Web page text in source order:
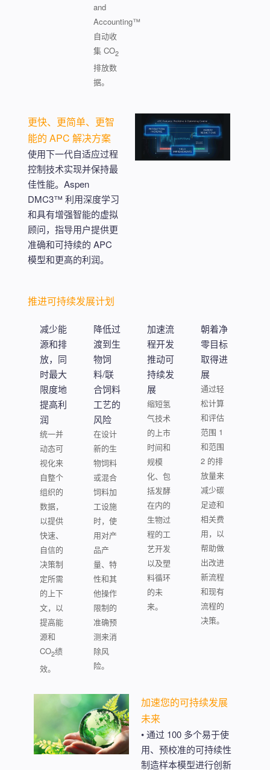
and
Accounting™
自动收
集 CO2
排放数
据。
更快、更简单、更智
能的 APC 解决方案
使用下一代自适应过程
控制技术实现并保持最
佳性能。Aspen
DMC3™ 利用深度学习
和具有增强智能的虚拟
顾问，指导用户提供更
准确和可持续的 APC
模型和更高的利润。
推进可持续发展计划
减少能
源和排
放，同
时最大
限度地
提高利
润
统一并
动态可
视化来
自整个
组织的
数据，
以提供
快速、
自信的
决策制
定所需
的上下
文，以
提高能
源和
CO2绩
效。
降低过
渡到生
物饲
料/联
合饲料
工艺的
风险
在设计
新的生
物饲料
或混合
饲料加
工设施
时，使
用对产
品产
量、特
性和其
他操作
限制的
准确预
测来消
除风
险。
加速流
程开发
推动可
持续发
展
缩短氢
气技术
的上市
时间和
规模
化、包
括发酵
在内的
生物过
程的工
艺开发
以及塑
料循环
的未
来。
朝着净
零目标
取得进
展
通过轻
松计算
和评估
范围 1
和范围
2 的排
放量来
减少碳
足迹和
相关费
用，以
帮助做
出改进
新流程
和现有
流程的
决策。
加速您的可持续发展
未来
• 通过 100 多个易于使
用、预校准的可持续性
制造样本模型进行创新